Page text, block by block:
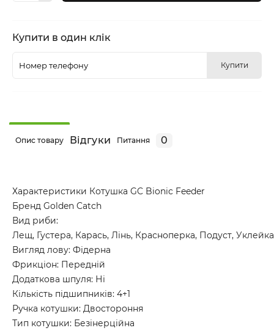
Купити в один клік
Купити
Опис товару Відгуки Питання 0
Характеристики Котушка GC Bionic Feeder
Бренд Golden Catch
Вид риби:
Лещ, Густера, Карась, Лінь, Красноперка, Подуст, Уклейка
Вигляд лову: Фідерна
Фрикціон: Передній
Додаткова шпуля: Ні
Кількість підшипників: 4+1
Ручка котушки: Двостороння
Тип котушки: Безінерційна